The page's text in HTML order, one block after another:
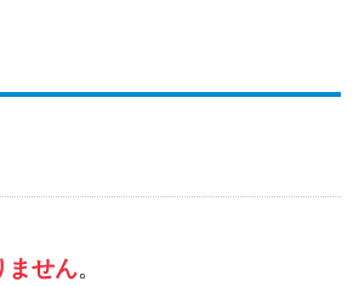
みずほ銀行カードローンの問い合
ません。